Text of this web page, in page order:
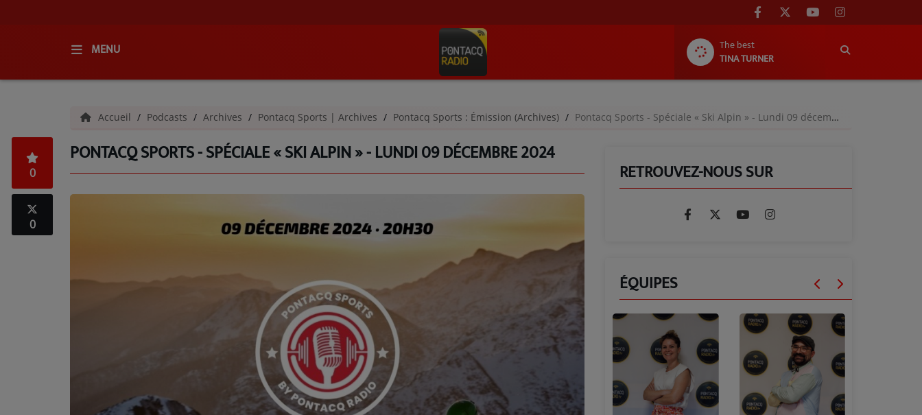
MENU
The best
TINA TURNER
QUI SOMMES-NOUS ?
GRILLE DES PROGRAMMES
C'ÉTAIT QUOI CE TITRE ?
Accueil Podcasts Archives Pontacq Sports | Archives Pontacq Sports : Émission (Archives) Pontacq Sports - Spéciale « Ski Alpin » - Lundi 09 décembre 2024
PONTACQ SPORTS - SPÉCIALE « SKI ALPIN » - LUNDI 09 DÉCEMBRE 2024
0
0
RETROUVEZ-NOUS SUR
ÉQUIPES